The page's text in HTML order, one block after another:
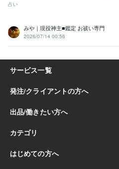
占い
みや｜現役神主■鑑定 お祓い専門
2026/07/14 00:56